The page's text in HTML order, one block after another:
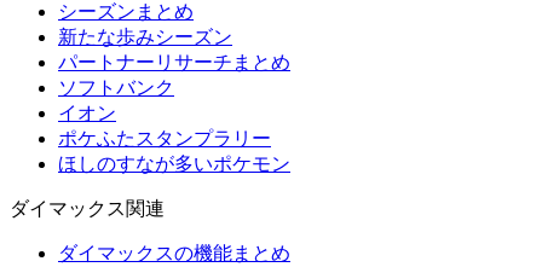
シーズンまとめ
新たな歩みシーズン
パートナーリサーチまとめ
ソフトバンク
イオン
ポケふたスタンプラリー
ほしのすなが多いポケモン
ダイマックス関連
ダイマックスの機能まとめ